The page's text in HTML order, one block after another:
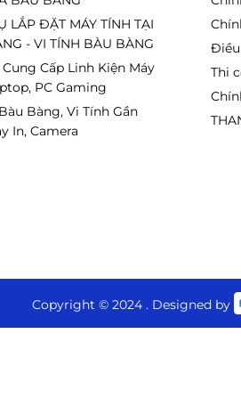
thị, hoàn hảo cho thiết
LẮP ĐẶT MÁY TÍNH TẠI
- VI TÍNH BÀU BÀNG
Cấp Linh Kiện Máy
PC Gaming
Bàng, Vi Tính Gần
In, Camera
Thi
Copyright © 2024 . Designed by